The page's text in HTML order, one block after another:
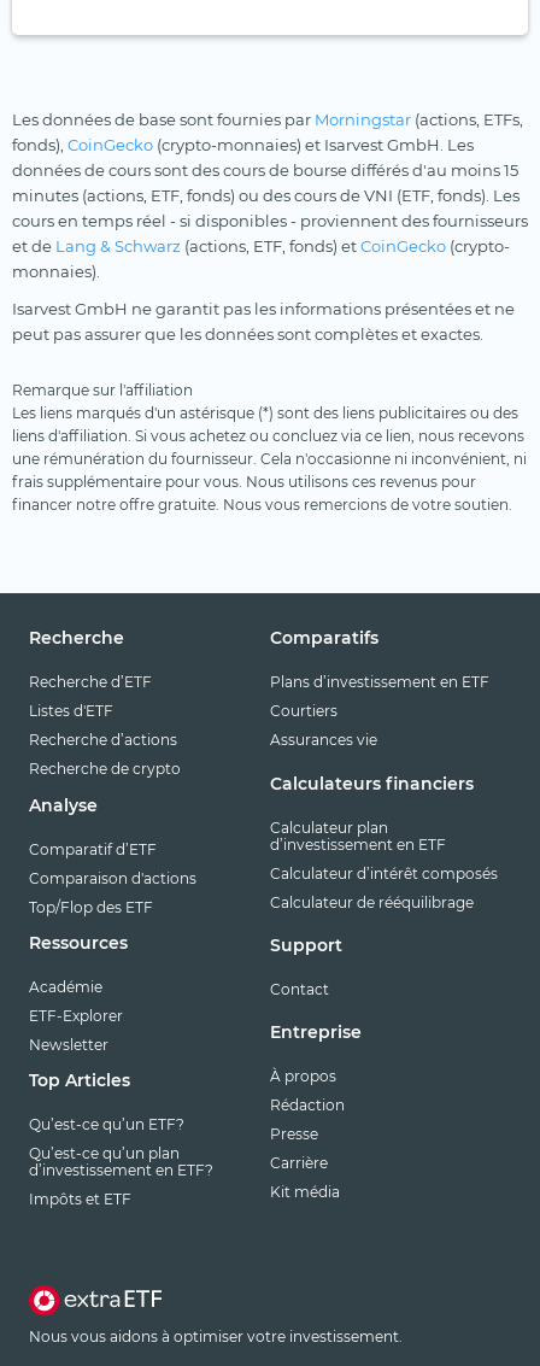
Les données de base sont fournies par Morningstar (actions, ETFs,
fonds), CoinGecko (crypto-monnaies) et Isarvest GmbH. Les
données de cours sont des cours de bourse différés d'au moins 15
minutes (actions, ETF, fonds) ou des cours de VNI (ETF, fonds). Les
cours en temps réel - si disponibles - proviennent des fournisseurs
et de Lang & Schwarz (actions, ETF, fonds) etCoinGecko (crypto-
monnaies).
Isarvest GmbH ne garantit pas les informations présentées et ne
peut pas assurer que les données sont complètes et exactes.
Remarque sur l'affiliation
Les liens marqués d'un astérisque (*) sont des liens publicitaires ou des
liens d'affiliation. Si vous achetez ou concluez via ce lien, nous recevons
une rémunération du fournisseur. Cela n'occasionne ni inconvénient, ni
frais supplémentaire pour vous. Nous utilisons ces revenus pour
financer notre offre gratuite. Nous vous remercions de votre soutien.
Recherche
Recherche d’ETF
Listes d'ETF
Recherche d’actions
Recherche de crypto
Analyse
Comparatif d’ETF
Comparaison d'actions
Top/Flop des ETF
Ressources
Académie
ETF-Explorer
Newsletter
Top Articles
Qu’est-ce qu’un ETF?
Qu’est-ce qu’un plan
d’investissement en ETF?
Impôts et ETF
Comparatifs
Plans d’investissement en ETF
Courtiers
Assurances vie
Calculateurs financiers
Calculateur plan
d’investissement en ETF
Calculateur d’intérêt composés
Calculateur de rééquilibrage
Support
Contact
Entreprise
À propos
Rédaction
Presse
Carrière
Kit média
Nous vous aidons à optimiser votre investissement.